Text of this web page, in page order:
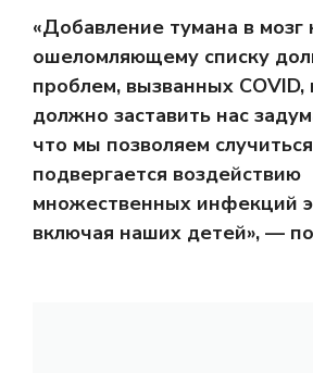
«Добавление тумана в мозг
ошеломляющему списку
проблем, вызванных
должно заставить нас
что мы позволяем
подвергается воздействию
множественных инфекций
включая наших детей», —